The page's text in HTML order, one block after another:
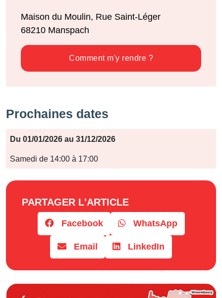
Maison du Moulin, Rue Saint-Léger
68210 Manspach
Comment m'y rendre ?
Prochaines dates
Période
Jours
Du 01/01/2026 au 31/12/2026
Samedi de 14:00 à 17:00
PARTAGER L'ARTICLE
Facebook WhatsApp
Email LinkedIn